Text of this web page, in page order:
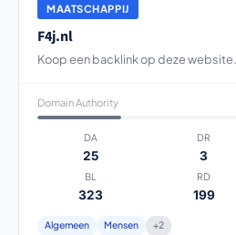
MAATSCHAPPIJ
F4j.nl
Koop een backlink op deze website.
Domain Authority
DA
25
DR
3
BL
323
RD
199
Algemeen Mensen +2